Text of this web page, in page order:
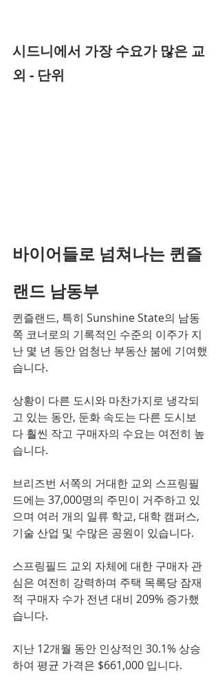
시드니에서 가장 수요가 많은 교
외 - 단위
바이어들로 넘쳐나는 퀸즐
랜드 남동부
퀸즐랜드, 특히 Sunshine State의 남동
쪽 코너로의 기록적인 수준의 이주가 지
난 몇 년 동안 엄청난 부동산 붐에 기여했
습니다.
상황이 다른 도시와 마찬가지로 냉각되
고 있는 동안, 둔화 속도는 다른 도시보
다 훨씬 작고 구매자의 수요는 여전히 높
습니다.
브리즈번 서쪽의 거대한 교외 스프링필
드에는 37,000명의 주민이 거주하고 있
으며 여러 개의 일류 학교, 대학 캠퍼스,
기술 산업 및 수많은 공원이 있습니다.
스프링필드 교외 자체에 대한 구매자 관
심은 여전히 ​​강력하며 주택 목록당 잠재
적 구매자 수가 전년 대비 209% 증가했
습니다.
지난 12개월 동안 인상적인 30.1% 상승
하여 평균 가격은 $661,000 입니다.